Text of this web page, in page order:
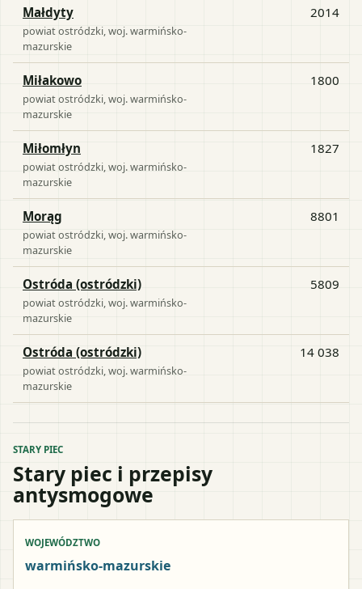
Małdyty
powiatostródzki , woj.warmińsko-
mazurskie
2014
Miłakowo
powiatostródzki , woj.warmińsko-
mazurskie
1800
Miłomłyn
powiatostródzki , woj.warmińsko-
mazurskie
1827
Morąg
powiatostródzki , woj.warmińsko-
mazurskie
8801
Ostróda (ostródzki)
powiatostródzki , woj.warmińsko-
mazurskie
5809
Ostróda (ostródzki)
powiatostródzki , woj.warmińsko-
mazurskie
14 038
STARY PIEC
Stary piec i przepisy
antysmogowe
WOJEWÓDZTWO
warmińsko-mazurskie